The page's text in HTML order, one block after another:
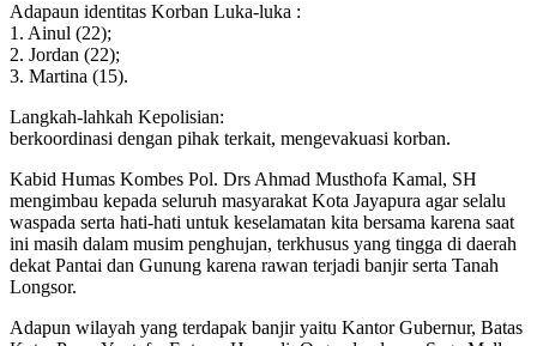
Adapaun identitas Korban Luka-luka :
1. Ainul (22);
2. Jordan (22);
3. Martina (15).
Langkah-lahkah Kepolisian:
berkoordinasi dengan pihak terkait, mengevakuasi korban.
Kabid Humas Kombes Pol. Drs Ahmad Musthofa Kamal, SH
mengimbau kepada seluruh masyarakat Kota Jayapura agar selalu
waspada serta hati-hati untuk keselamatan kita bersama karena saat
ini masih dalam musim penghujan, terkhusus yang tingga di daerah
dekat Pantai dan Gunung karena rawan terjadi banjir serta Tanah
Longsor.
Adapun wilayah yang terdapak banjir yaitu Kantor Gubernur, Batas